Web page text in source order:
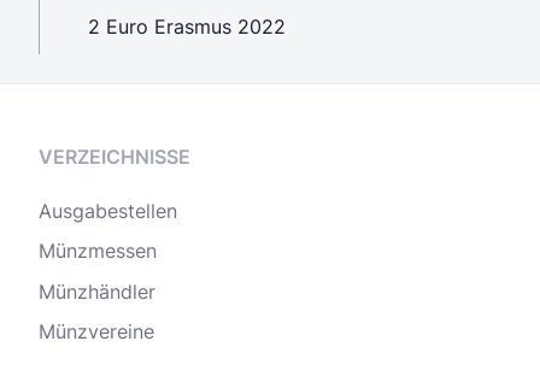
2 Euro Erasmus 2022
VERZEICHNISSE
Ausgabestellen
Münzmessen
Münzhändler
Münzvereine